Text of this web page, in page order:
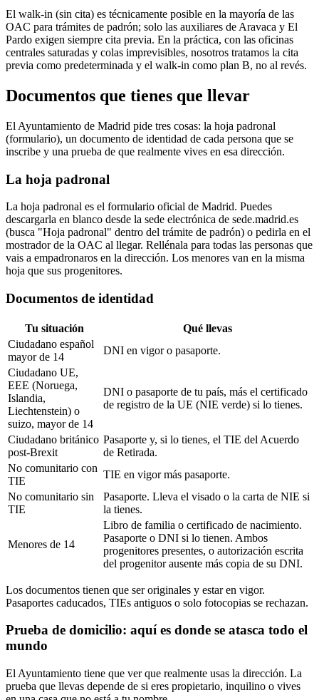
El walk-in (sin cita) es técnicamente posible en la mayoría de las
OAC para trámites de padrón; solo las auxiliares de Aravaca y El
Pardo exigen siempre cita previa. En la práctica, con las oficinas
centrales saturadas y colas imprevisibles, nosotros tratamos la cita
previa como predeterminada y el walk-in como plan B, no al revés.
Documentos que tienes que llevar
El Ayuntamiento de Madrid pide tres cosas: la hoja padronal
(formulario), un documento de identidad de cada persona que se
inscribe y una prueba de que realmente vives en esa dirección.
La hoja padronal
La hoja padronal es el formulario oficial de Madrid. Puedes
descargarla en blanco desde la sede electrónica de sede.madrid.es
(busca "Hoja padronal" dentro del trámite de padrón) o pedirla en el
mostrador de la OAC al llegar. Rellénala para todas las personas que
vais a empadronaros en la dirección. Los menores van en la misma
hoja que sus progenitores.
Documentos de identidad
Tu situación
Qué llevas
Ciudadano español
mayor de 14
DNI en vigor o pasaporte.
Ciudadano UE,
EEE (Noruega,
Islandia,
Liechtenstein) o
suizo, mayor de 14
DNI o pasaporte de tu país, más el certificado
de registro de la UE (NIE verde) si lo tienes.
Ciudadano británico
post-Brexit
Pasaporte y, si lo tienes, el TIE del Acuerdo
de Retirada.
No comunitario con
TIE
TIE en vigor más pasaporte.
No comunitario sin
TIE
Pasaporte. Lleva el visado o la carta de NIE si
la tienes.
Menores de 14
Libro de familia o certificado de nacimiento.
Pasaporte o DNI si lo tienen. Ambos
progenitores presentes, o autorización escrita
del progenitor ausente más copia de su DNI.
Los documentos tienen que ser originales y estar en vigor.
Pasaportes caducados, TIEs antiguos o solo fotocopias se rechazan.
Prueba de domicilio: aquí es donde se atasca todo el
mundo
El Ayuntamiento tiene que ver que realmente usas la dirección. La
prueba que llevas depende de si eres propietario, inquilino o vives